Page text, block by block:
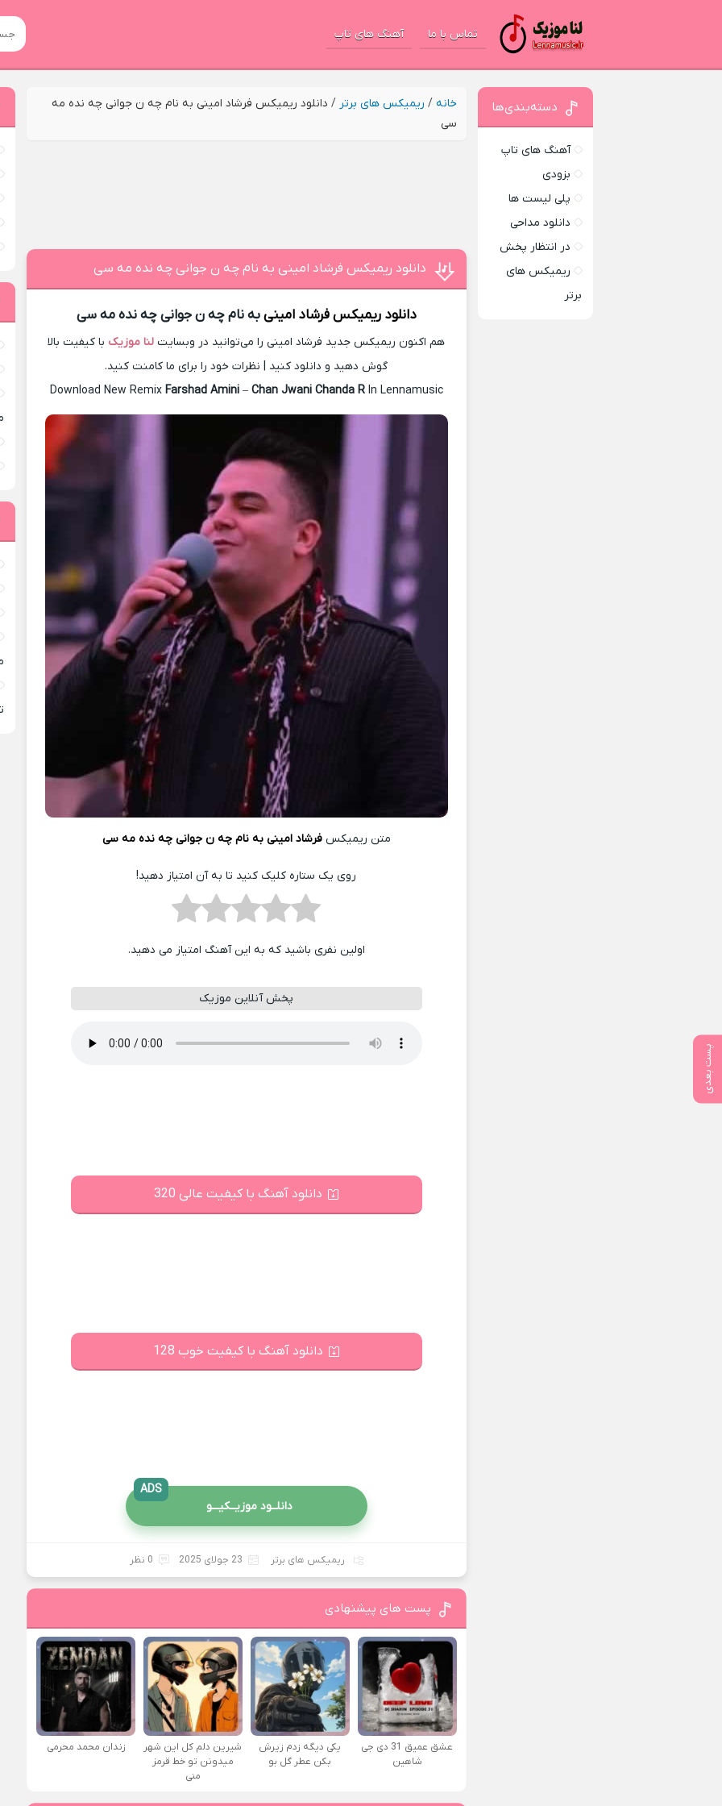
تماس با ما آهنگ های تاپ
خانه / ریمیکس های برتر / دانلود ریمیکس فرشاد امینی به نام چه ن جوانی چه نده مه
سی
پست بعدی
دانلود ریمیکس فرشاد امینی به نام چه ن جوانی چه نده مه سی
دانلود ریمیکسفرشاد امینیبه نام چه ن جوانی چه نده مه سی
هم اکنون ریمیکس جدید فرشاد امینی را می‌توانید در وبسایت لنا موزیک با کیفیت بالا
گوش دهید و دانلود کنید | نظرات خود را برای ما کامنت کنید.
Download New Remix Farshad Amini– Chan Jwani Chanda RIn Lennamusic
متن ریمیکسفرشاد امینی به نام چه ن جوانی چه نده مه سی
روی یک ستاره کلیک کنید تا به آن امتیاز دهید!
اولین نفری باشید که به این آهنگ امتیاز می دهید.
پخش آنلاین موزیک
دانلود آهنگ با کیفیت عالی 320
دانلود آهنگ با کیفیت خوب 128
دانلــود موزیــکیـــو
ADS
ریمیکس های برتر 23 جولای 2025 0 نظر
پست های پیشنهادی
عشق عمیق 31 دی جی
شاهین
یکی دیگه زدم زیرش
بکن عطر گل بو
شیرین دلم کل این شهر
میدونن تو خط قرمز
منی
زندان محمد محرمی
دسته‌بندی‌ها
آهنگ های تاپ
بزودی
پلی لیست ها
دانلود مداحی
در انتظار پخش
ریمیکس های
برتر